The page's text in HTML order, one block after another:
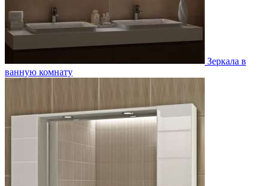
Зеркала в
ванную комнату